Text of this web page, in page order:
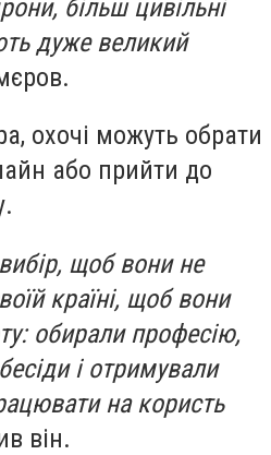
більш цивільні
дуже великий
охочі можуть обрати
або прийти до
щоб вони не
країні, щоб вони
обирали професію,
і отримували
на користь
він.